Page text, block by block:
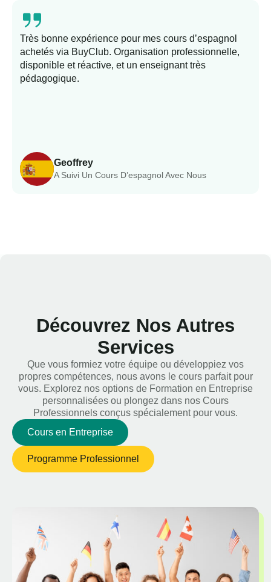
Geoffrey
A Suivi Un Cours D’espagnol Avec Nous
Très bonne expérience pour mes cours d’espagnol
achetés via BuyClub. Organisation professionnelle,
disponible et réactive, et un enseignant très
pédagogique.
Découvrez Nos Autres
Services
Que vous formiez votre équipe ou développiez vos
propres compétences, nous avons le cours parfait pour
vous. Explorez nos options de Formation en Entreprise
personnalisées ou plongez dans nos Cours
Professionnels conçus spécialement pour vous.
Cours en Entreprise
Programme Professionnel